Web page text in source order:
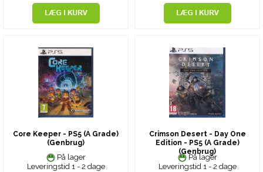
Core Keeper - PS5 (A Grade)
(Genbrug)
På lager
Leveringstid 1 - 2 dage
Crimson Desert - Day One
Edition - PS5 (A Grade)
(Genbrug)
På lager
Leveringstid 1 - 2 dage